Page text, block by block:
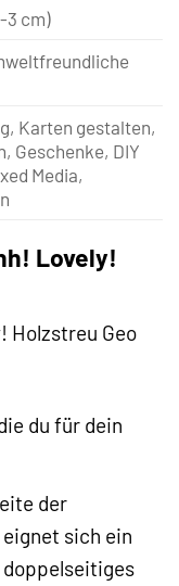
3 cm)
Karten gestalten,
Geschenke, DIY
Media,
Lovely!
Holzstreu Geo
du für dein
der
sich ein